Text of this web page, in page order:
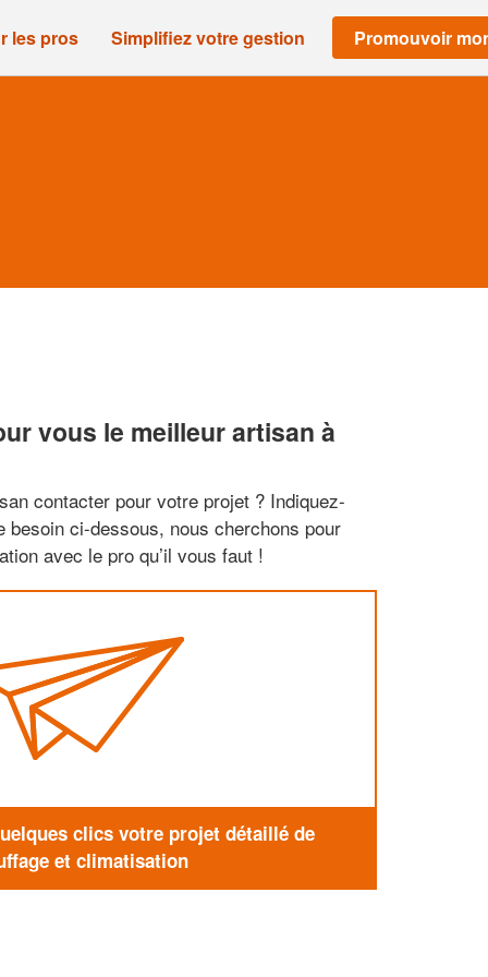
les pros Simplifiez votre gestion Promouvoir
vous le meilleur artisan à
contacter pour votre projet ? Indiquez-
besoin ci-dessous, nous cherchons pour
avec le pro qu’il vous faut !
clics votre projet détaillé de
et climatisation